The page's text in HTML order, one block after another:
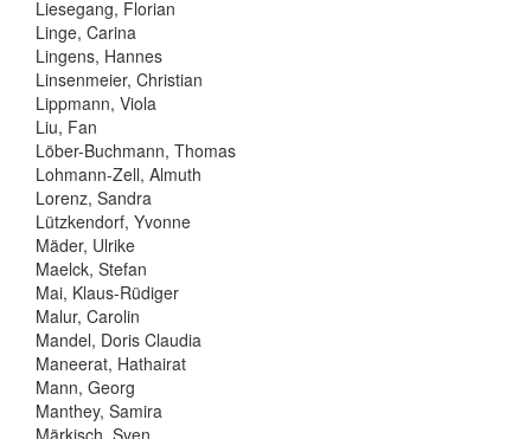
Liesegang, Florian
Linge, Carina
Lingens, Hannes
Linsenmeier, Christian
Lippmann, Viola
Liu, Fan
Löber-Buchmann, Thomas
Lohmann-Zell, Almuth
Lorenz, Sandra
Lützkendorf, Yvonne
Mäder, Ulrike
Maelck, Stefan
Mai, Klaus-Rüdiger
Malur, Carolin
Mandel, Doris Claudia
Maneerat, Hathairat
Mann, Georg
Manthey, Samira
Märkisch, Sven